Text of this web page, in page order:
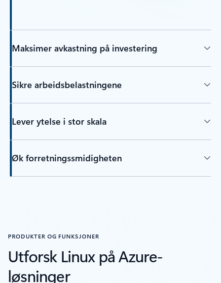
Maksimer avkastning på investering
Sikre arbeidsbelastningene
Lever ytelse i stor skala
Øk forretningssmidigheten
PRODUKTER OG FUNKSJONER
Utforsk Linux på Azure-
løsninger